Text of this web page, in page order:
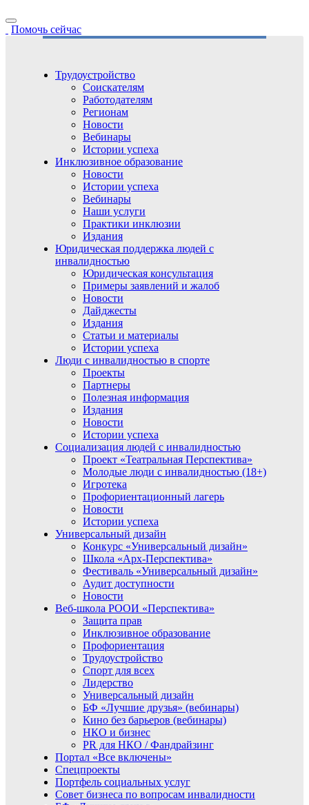
Помочь сейчас
Трудоустройство
Соискателям
Работодателям
Регионам
Новости
Вебинары
Истории успеха
Инклюзивное образование
Новости
Истории успеха
Вебинары
Наши услуги
Практики инклюзии
Издания
Юридическая поддержка людей с
инвалидностью
Юридическая консультация
Примеры заявлений и жалоб
Новости
Дайджесты
Издания
Статьи и материалы
Истории успеха
Люди с инвалидностью в спорте
Проекты
Партнеры
Полезная информация
Издания
Новости
Истории успеха
Социализация людей с инвалидностью
Проект «Театральная Перспектива»
Молодые люди с инвалидностью (18+)
Игротека
Профориентационный лагерь
Новости
Истории успеха
Универсальный дизайн
Конкурс «Универсальный дизайн»
Школа «Арх-Перспектива»
Фестиваль «Универсальный дизайн»
Аудит доступности
Новости
Веб-школа РООИ «Перспектива»
Защита прав
Инклюзивное образование
Профориентация
Трудоустройство
Спорт для всех
Лидерство
Универсальный дизайн
БФ «Лучшие друзья» (вебинары)
Кино без барьеров (вебинары)
НКО и бизнес
PR для НКО / Фандрайзинг
Портал «Все включены»
Спецпроекты
Портфель социальных услуг
Совет бизнеса по вопросам инвалидности